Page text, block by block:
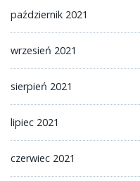
październik 2021
wrzesień 2021
sierpień 2021
lipiec 2021
czerwiec 2021